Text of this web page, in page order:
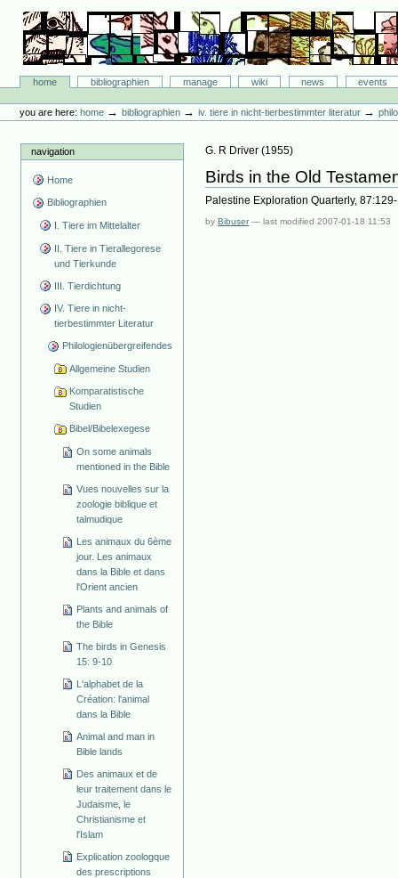
content.
navigation
Bibliographie-Portal
Sectionshome bibliographien manage wiki news
events
tools
you are here: home →bibliographien →iv. tiere in nicht-tierbestimmter literatur →
navigation
Home
Bibliographien
I. Tiere im Mittelalter
II. Tiere in Tierallegorese
und Tierkunde
III. Tierdichtung
IV. Tiere in nicht-
tierbestimmter Literatur
Philologienübergreifendes
Allgemeine Studien
Komparatistische
Studien
Bibel/Bibelexegese
On some animals
mentioned in the Bible
Vues nouvelles sur la
zoologie biblique et
talmudique
Les animaux du 6ème
jour. Les animaux
dans la Bible et dans
l'Orient ancien
Plants and animals of
the Bible
The birds in Genesis
15: 9-10
L'alphabet de la
Création: l'animal
dans la Bible
Animal and man in
Bible lands
Des animaux et de
leur traitement dans le
Judaisme, le
Christianisme et
l'Islam
Explication zoologque
des prescriptions
G. R Driver (1955)
Birds in the Old
Palestine Exploration Quarterly,
byBibuser —last modified2007-01-18 11:53